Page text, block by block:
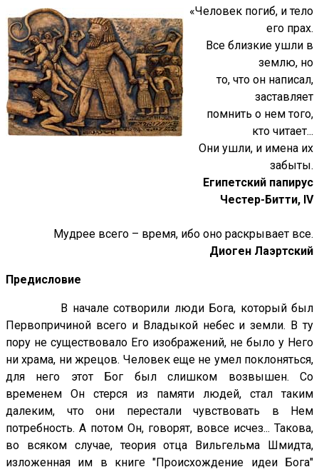
«Человек погиб, и тело
его прах.
Все близкие ушли в
землю, но
то, что он написал,
заставляет
помнить о нем того,
кто читает...
Они ушли, и имена их
забыты.
Египетский папирус
Честер-Битти, IV
Мудрее всего – время, ибо оно раскрывает все.
Диоген Лаэртский
Предисловие
В начале сотворили люди Бога, который был
Первопричиной всего и Владыкой небес и земли. В ту
пору не существовало Его изображений, не было у Него
ни храма, ни жрецов. Человек еще не умел поклоняться,
для него этот Бог был слишком возвышен. Со
временем Он стерся из памяти людей, стал таким
далеким, что они перестали чувствовать в Нем
потребность. А потом Он, говорят, вовсе исчез... Такова,
во всяком случае, теория отца Вильгельма Шмидта,
изложенная им в книге "Происхождение идеи Бога"